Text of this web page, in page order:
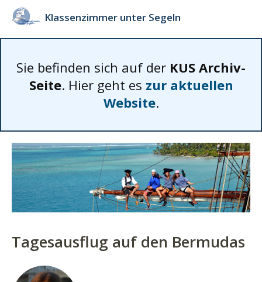
Klassenzimmer unter Segeln
Sie befinden sich auf der KUS Archiv-
Seite. Hier geht es zur aktuellen
Website.
Tagesausflug auf den Bermudas